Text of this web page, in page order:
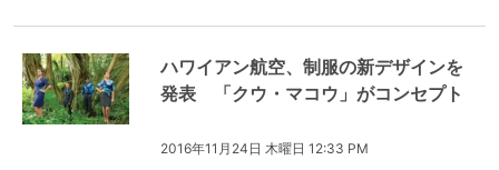
ハワイアン航空、制服の新デザインを
発表 「クウ・マコウ」がコンセプト
2016年11月24日 木曜日 12:33 PM